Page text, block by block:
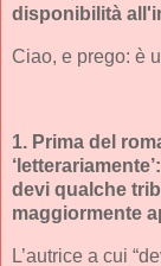
disponibilità
Ciao, e prego: è
1. Prima del
devi qualche
maggiormente
L’autrice a cui